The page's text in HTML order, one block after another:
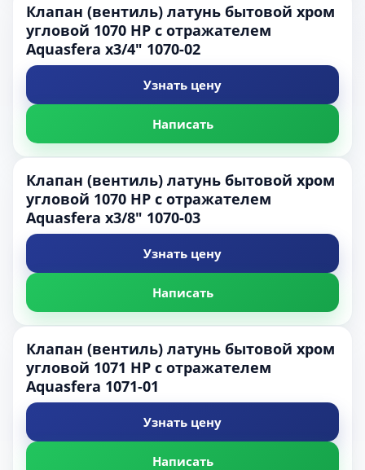
Клапан (вентиль) латунь бытовой хром
угловой 1070 НР с отражателем
Aquasfera х3/4" 1070-02
Узнать цену
Написать
Клапан (вентиль) латунь бытовой хром
угловой 1070 НР с отражателем
Aquasfera х3/8" 1070-03
Узнать цену
Написать
Клапан (вентиль) латунь бытовой хром
угловой 1071 НР с отражателем
Aquasfera 1071-01
Узнать цену
Написать